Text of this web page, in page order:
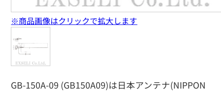
GB-150A-09 (GB150A09)は日本アンテナ(NIPPON
※商品画像はクリックで拡大します